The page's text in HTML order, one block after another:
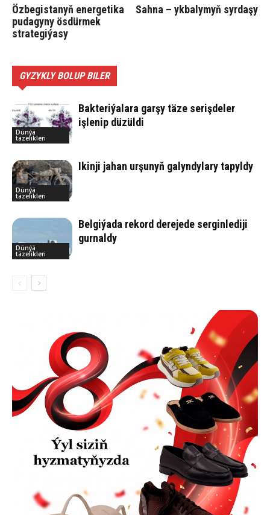
Özbegistanyň energetika
pudagyny ösdürmek
strategiýasy
Sahna – ykbalymyň syrdaşy
GYZYKLY BOLUP BILER
Dünýä
täzelikleri
Bakteriýalara garşy täze serişdeler
işlenip düzüldi
Dünýä
täzelikleri
Ikinji jahan urşunyň galyndylary tapyldy
Dünýä
täzelikleri
Belgiýada rekord derejede serginlediji
gurnaldy